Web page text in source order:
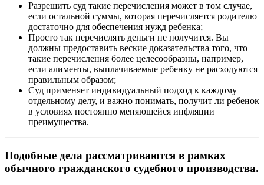
Разрешить суд такие перечисления может в том случае,
если остальной суммы, которая перечисляется родителю
достаточно для обеспечения нужд ребенка;
Просто так перечислять деньги не получится. Вы
должны предоставить веские доказательства того, что
такие перечисления более целесообразны, например,
если алименты, выплачиваемые ребенку не расходуются
правильным образом;
Суд применяет индивидуальный подход к каждому
отдельному делу, и важно понимать, получит ли ребенок
в условиях постоянно меняющейся инфляции
преимущества.
Подобные дела рассматриваются в рамках
обычного гражданского судебного производства.